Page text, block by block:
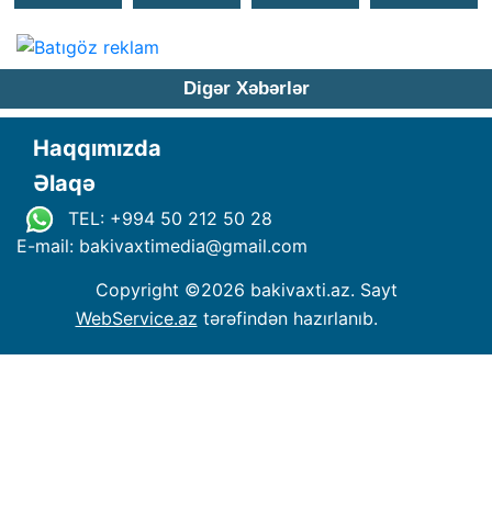
Digər Xəbərlər
Haqqımızda
Əlaqə
TEL: +994 50 212 50 28
E-mail: bakivaxtimedia@gmail.com
Copyright ©2026 bakivaxti.az. Sayt
WebService.az tərəfindən hazırlanıb.